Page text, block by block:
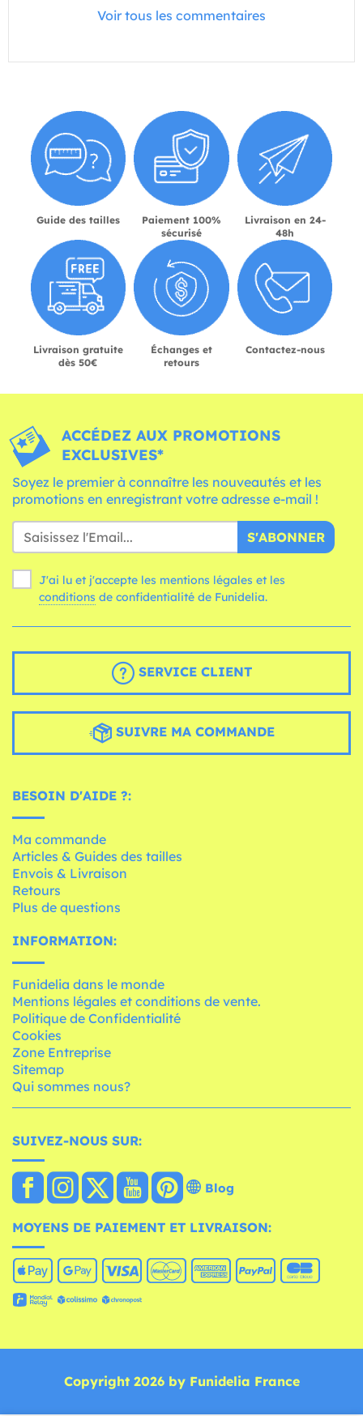
Voir tous les commentaires
Guide des tailles
Paiement 100%
sécurisé
Livraison en 24-
48h
Livraison gratuite
dès 50€
Échanges et
retours
Contactez-nous
ACCÉDEZ AUX PROMOTIONS
EXCLUSIVES*
Soyez le premier à connaître les nouveautés et les
promotions en enregistrant votre adresse e-mail !
S'ABONNER
J'ai lu et j'accepte les mentions légales et les
conditions de confidentialité de Funidelia.
SERVICE CLIENT
SUIVRE MA COMMANDE
BESOIN D'AIDE ?:
Ma commande
Articles & Guides des tailles
Envois & Livraison
Retours
Plus de questions
INFORMATION:
Funidelia dans le monde
Mentions légales et conditions de vente.
Politique de Confidentialité
Cookies
Zone Entreprise
Sitemap
Qui sommes nous?
SUIVEZ-NOUS SUR:
Blog
MOYENS DE PAIEMENT ET LIVRAISON:
Copyright 2026 by Funidelia France